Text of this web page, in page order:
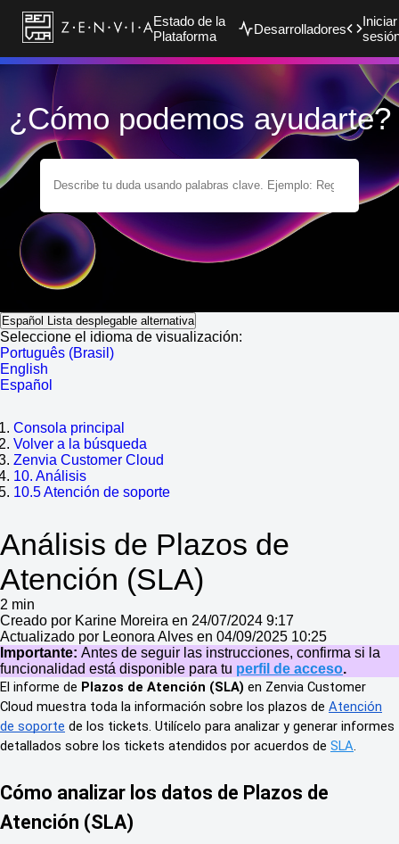
Estado de la
Plataforma
Desarrolladores
Iniciar
¿Cómo podemos ayudarte?
Español Lista desplegable alternativa
Seleccione el idioma de visualización:
Português (Brasil)
English
Español
Consola principal
Volver a la búsqueda
Zenvia Customer Cloud
10. Análisis
10.5 Atención de soporte
Análisis de Plazos de
Atención (SLA)
2 min
Creado por Karine Moreira en 24/07/2024 9:17
Actualizado por Leonora Alves en 04/09/2025 10:25
Importante: Antes de seguir las instrucciones, confirma si la
funcionalidad está disponible para tu perfil de acceso.
El informe de Plazos de Atención (SLA) en Zenvia Customer
Cloud muestra toda la información sobre los plazos de Atención
de soporte de los tickets. Utilícelo para analizar y generar informes
detallados sobre los tickets atendidos por acuerdos de SLA.
Cómo analizar los datos de Plazos de
Atención (SLA)